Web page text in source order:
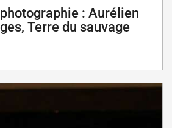
: Aurélien
Terre du sauvage